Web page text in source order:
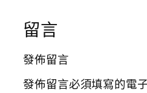
留言
發佈留言
發佈留言必須填寫的電